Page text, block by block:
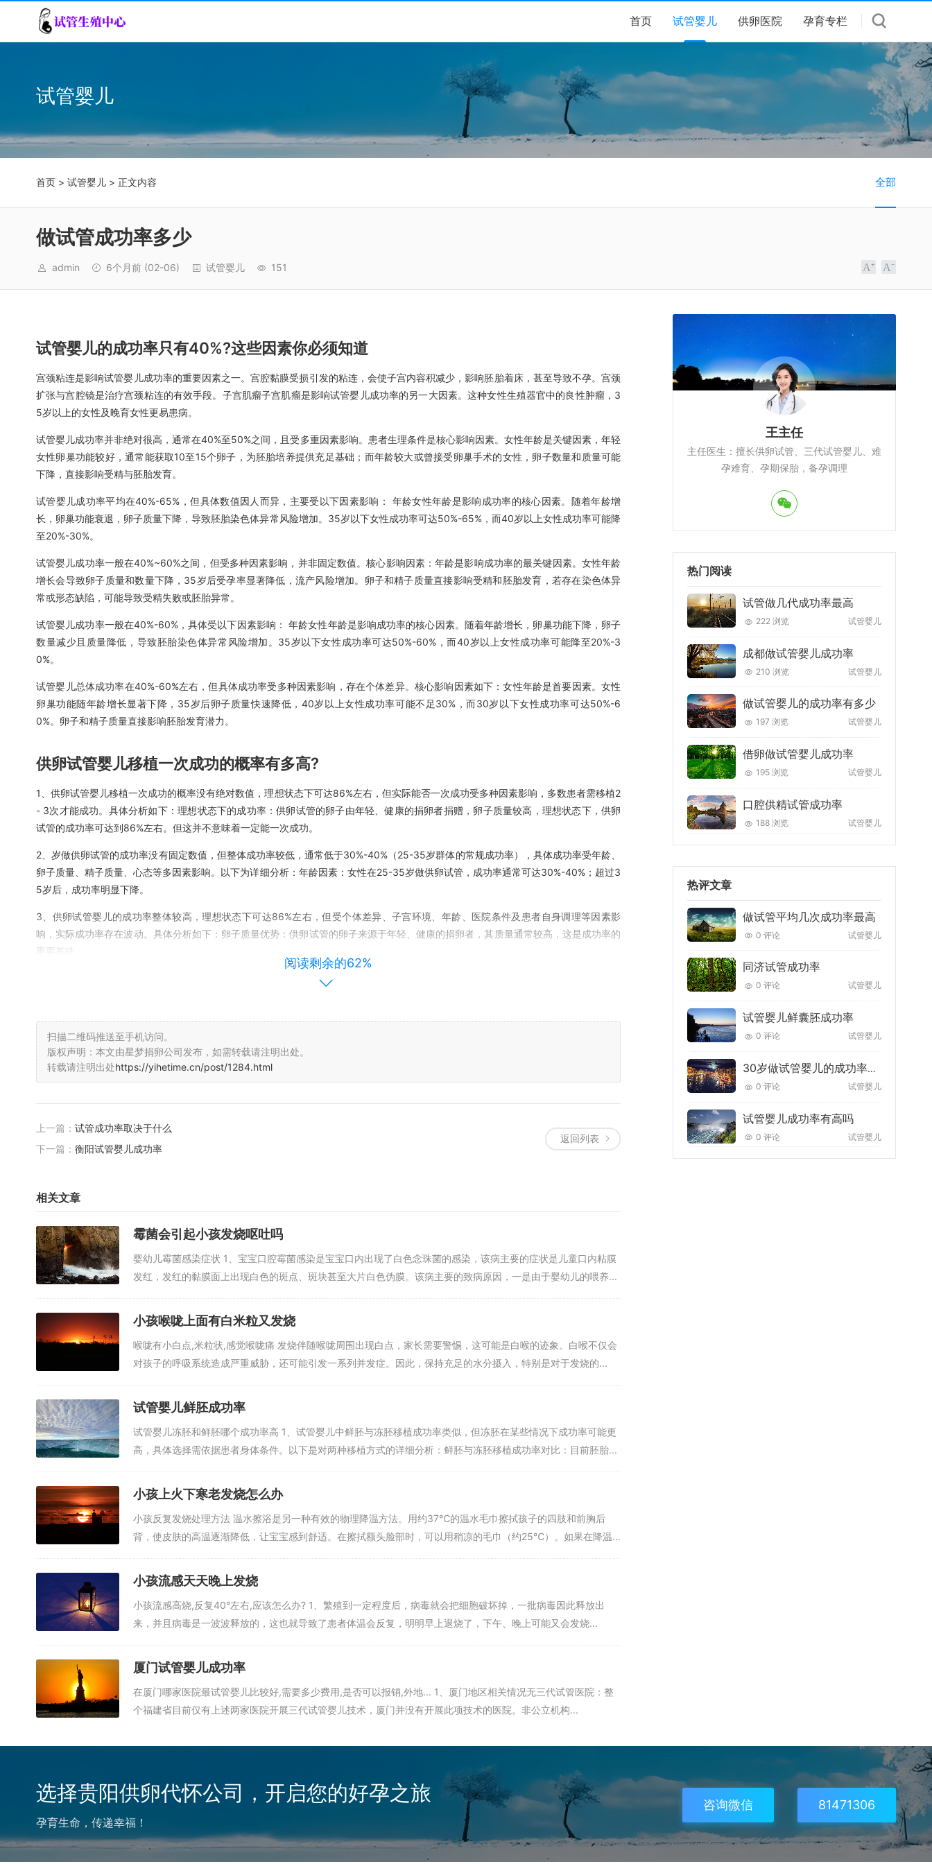
首页 试管婴儿 供卵医院 孕育专栏
试管婴儿
首页 > 试管婴儿 > 正文内容 全部
做试管成功率多少
admin 6个月前 (02-06) 试管婴儿 151
试管婴儿的成功率只有40%?这些因素你必须知道
宫颈粘连是影响试管婴儿成功率的重要因素之一。宫腔黏膜受损引发的粘连，会使子宫内容积减少，影响胚胎着床，甚至导致不孕。宫颈
扩张与宫腔镜是治疗宫颈粘连的有效手段。子宫肌瘤子宫肌瘤是影响试管婴儿成功率的另一大因素。这种女性生殖器官中的良性肿瘤，3
5岁以上的女性及晚育女性更易患病。
试管婴儿成功率并非绝对很高，通常在40%至50%之间，且受多重因素影响。患者生理条件是核心影响因素。女性年龄是关键因素，年轻
女性卵巢功能较好，通常能获取10至15个卵子，为胚胎培养提供充足基础；而年龄较大或曾接受卵巢手术的女性，卵子数量和质量可能
下降，直接影响受精与胚胎发育。
试管婴儿成功率平均在40%-65%，但具体数值因人而异，主要受以下因素影响： 年龄女性年龄是影响成功率的核心因素。随着年龄增
长，卵巢功能衰退，卵子质量下降，导致胚胎染色体异常风险增加。35岁以下女性成功率可达50%-65%，而40岁以上女性成功率可能降
至20%-30%。
试管婴儿成功率一般在40%~60%之间，但受多种因素影响，并非固定数值。核心影响因素：年龄是影响成功率的最关键因素。女性年龄
增长会导致卵子质量和数量下降，35岁后受孕率显著降低，流产风险增加。卵子和精子质量直接影响受精和胚胎发育，若存在染色体异
常或形态缺陷，可能导致受精失败或胚胎异常。
试管婴儿成功率一般在40%-60%，具体受以下因素影响： 年龄女性年龄是影响成功率的核心因素。随着年龄增长，卵巢功能下降，卵子
数量减少且质量降低，导致胚胎染色体异常风险增加。35岁以下女性成功率可达50%-60%，而40岁以上女性成功率可能降至20%-3
0%。
试管婴儿总体成功率在40%-60%左右，但具体成功率受多种因素影响，存在个体差异。核心影响因素如下：女性年龄是首要因素。女性
卵巢功能随年龄增长显著下降，35岁后卵子质量快速降低，40岁以上女性成功率可能不足30%，而30岁以下女性成功率可达50%-6
0%。卵子和精子质量直接影响胚胎发育潜力。
供卵试管婴儿移植一次成功的概率有多高?
1、供卵试管婴儿移植一次成功的概率没有绝对数值，理想状态下可达86%左右，但实际能否一次成功受多种因素影响，多数患者需移植2
- 3次才能成功。具体分析如下：理想状态下的成功率：供卵试管的卵子由年轻、健康的捐卵者捐赠，卵子质量较高，理想状态下，供卵
试管的成功率可达到86%左右。但这并不意味着一定能一次成功。
2、岁做供卵试管的成功率没有固定数值，但整体成功率较低，通常低于30%-40%（25-35岁群体的常规成功率），具体成功率受年龄、
卵子质量、精子质量、心态等多因素影响。以下为详细分析：年龄因素：女性在25-35岁做供卵试管，成功率通常可达30%-40%；超过3
5岁后，成功率明显下降。
3、供卵试管婴儿的成功率整体较高，理想状态下可达86%左右，但受个体差异、子宫环境、年龄、医院条件及患者自身调理等因素影
响，实际成功率存在波动。具体分析如下：卵子质量优势：供卵试管的卵子来源于年轻、健康的捐卵者，其质量通常较高，这是成功率的
重要基础。
4、供卵试管婴儿成功率通常较高，正常情况下一般可达到86%左右，但具体成功率受女性子宫条件、身体状况及操作流程规范性影响。
5、国内供卵试管婴儿高龄一次成功的案例存在，但整体比例较低，成功率受年龄、身体条件、胚胎质量等多因素影响。以下从不同角度
展开分析：年龄因素：40岁及以上女性属于高龄生育群体，卵巢功能显著下降，卵子质量降低，自然妊娠率及试管婴儿成功率均低于年
轻女性。
6、岁女性做供卵试管婴儿的成功率会受到一定影响，但相较于普通试管婴儿技术，其成功率仍然较高，大约在50%-60%左右，具体成功
的卵巢功能会逐渐衰退，生育能力也会相应下降。
功怀孕。宫颈扩张与宫腔镜是治疗宫腔粘连的有效手段，但粘连严重时可能增加子宫穿孔等风险。
2、因此，为了提高试管婴儿的成功率，要谨慎选择专业的、具备试管婴儿资质的医院进行治疗。保持良好的心理状态良好的心理状态更
有利于试管婴儿的成功。因此，患者在试管婴儿治疗过程中，应该尽量保持情绪平和，不要产生过重的心理负担。
3、0个人做试管几个能成功根据我的了解国内一些优秀的生殖中心做试管婴儿的成功率在60-70%左右，也就是说10个人做试管，有6-7
个人可以成功。
4、试管婴儿是一项高科技的生殖技术，费用因人而异，成功率也不是百分百。在进行试管婴儿之前，明确不孕的病因和是否适合做“试管
婴儿”是至关重要的。本文将为您介绍试管婴儿的费用、成功率以及就诊前需要准备的资料。费用因人而异试管婴儿的费用因人而异，取
5、泰国试管婴儿成功率可高达65%~70%左右，国内较有名气的医院试管婴儿成功率只有35%。第三代试管技术泰国的第三代试管婴儿
技术已非常成熟，而国内各大医院均实施第一代、第二代试管婴儿技术。
正常人做试管婴儿成功率是多少?
试管婴儿的旅程可能会充满挑战，但请记住，目前我国试管婴儿的全国平均成功率只有40。尽管没有医院能保证百分百成功，但我们可
以共同努力，警惕“包怀孕”陷阱，为成功添一份保障。若试管过程中遭遇失败，不要气馁，总结经验是关键。那么，是什么影响了试管的
成功率呢？让我们一起来探讨。
阅读剩余的62%
扫描二维码推送至手机访问。
版权声明：本文由星梦捐卵公司发布，如需转载请注明出处。
转载请注明出处https://yihetime.cn/post/1284.html
返回列表
上一篇： 试管成功率取决于什么
下一篇： 衡阳试管婴儿成功率
相关文章
霉菌会引起小孩发烧呕吐吗
婴幼儿霉菌感染症状 1、宝宝口腔霉菌感染是宝宝口内出现了白色念珠菌的感染，该病主要的症状是儿童口内粘膜
发红，发红的黏膜面上出现白色的斑点、斑块甚至大片白色伪膜。该病主要的致病原因，一是由于婴幼儿的喂养...
小孩喉咙上面有白米粒又发烧
喉咙有小白点,米粒状,感觉喉咙痛 发烧伴随喉咙周围出现白点，家长需要警惕，这可能是白喉的迹象。白喉不仅会
对孩子的呼吸系统造成严重威胁，还可能引发一系列并发症。因此，保持充足的水分摄入，特别是对于发烧的...
试管婴儿鲜胚成功率
试管婴儿冻胚和鲜胚哪个成功率高 1、试管婴儿中鲜胚与冻胚移植成功率类似，但冻胚在某些情况下成功率可能更
高，具体选择需依据患者身体条件。以下是对两种移植方式的详细分析：鲜胚与冻胚移植成功率对比：目前胚胎...
小孩上火下寒老发烧怎么办
小孩反复发烧处理方法 温水擦浴是另一种有效的物理降温方法。用约37℃的温水毛巾擦拭孩子的四肢和前胸后
背，使皮肤的高温逐渐降低，让宝宝感到舒适。在擦拭额头脸部时，可以用稍凉的毛巾（约25℃）。如果在降温...
小孩流感天天晚上发烧
小孩流感高烧,反复40°左右,应该怎么办? 1、繁殖到一定程度后，病毒就会把细胞破坏掉，一批病毒因此释放出
来，并且病毒是一波波释放的，这也就导致了患者体温会反复，明明早上退烧了，下午、晚上可能又会发烧...
厦门试管婴儿成功率
在厦门哪家医院最试管婴儿比较好,需要多少费用,是否可以报销,外地... 1、厦门地区相关情况无三代试管医院：整
个福建省目前仅有上述两家医院开展三代试管婴儿技术，厦门并没有开展此项技术的医院。非公立机构...
王主任
主任医生：擅长供卵试管、三代试管婴儿、难
孕难育、孕期保胎，备孕调理
热门阅读
试管做几代成功率最高
222 浏览 试管婴儿
成都做试管婴儿成功率
210 浏览 试管婴儿
做试管婴儿的成功率有多少
197 浏览 试管婴儿
借卵做试管婴儿成功率
195 浏览 试管婴儿
口腔供精试管成功率
188 浏览 试管婴儿
热评文章
做试管平均几次成功率最高
0 评论 试管婴儿
同济试管成功率
0 评论 试管婴儿
试管婴儿鲜囊胚成功率
0 评论 试管婴儿
30岁做试管婴儿的成功率多少
0 评论 试管婴儿
试管婴儿成功率有高吗
0 评论 试管婴儿
选择贵阳供卵代怀公司，开启您的好孕之旅
孕育生命，传递幸福！
咨询微信 81471306